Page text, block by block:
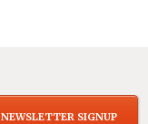
NEWSLETTER SIGNUP